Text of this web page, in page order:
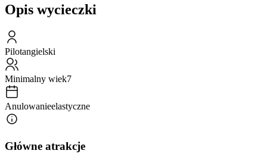
Opis wycieczki
Pilotangielski
Minimalny wiek7
Anulowanieelastyczne
Główne atrakcje